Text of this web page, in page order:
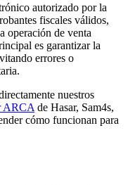
autorizado por la
fiscales válidos,
operación de venta
es garantizar la
errores o
nuestros
ARCA de Hasar, Sam4s,
cómo funcionan para